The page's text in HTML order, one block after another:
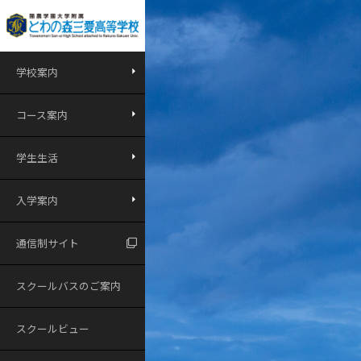
学校案内
コース案内
学生生活
入学案内
通信制サイト
スクールバスのご案内
スクールビュー